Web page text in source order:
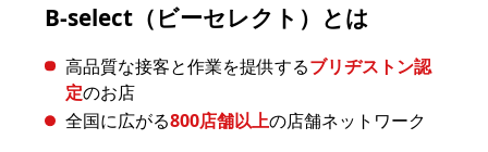
B-select（ビーセレクト）とは
高品質な接客と作業を提供するブリヂストン認
定のお店
全国に広がる800店舗以上の店舗ネットワーク